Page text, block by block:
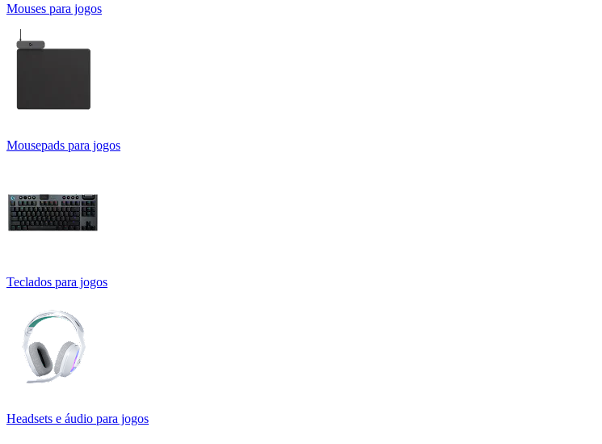
Mouses para jogos
Mousepads para jogos
Teclados para jogos
Headsets e áudio para jogos